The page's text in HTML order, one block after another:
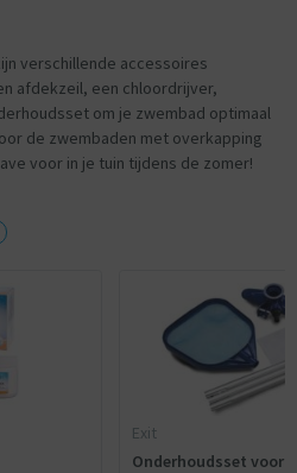
verschillende accessoires
afdekzeil, een chloordrijver,
om je zwembad optimaal
de zwembaden met overkapping
voor in je tuin tijdens de zomer!
Exit
Onderhoudsset voor